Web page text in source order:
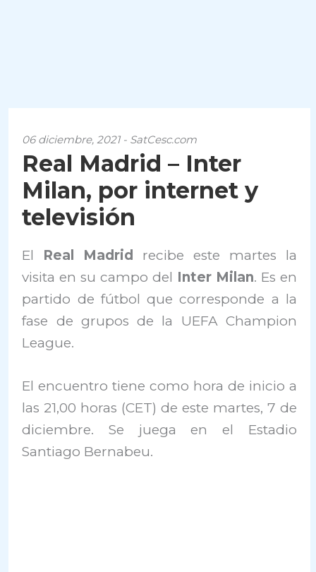
06 diciembre, 2021 - SatCesc.com
Real Madrid – Inter
Milan, por internet y
televisión
El Real Madrid recibe este martes la
visita en su campo del Inter Milan. Es en
partido de fútbol que corresponde a la
fase de grupos de la UEFA Champion
League.
El encuentro tiene como hora de inicio a
las 21,00 horas (CET) de este martes, 7 de
diciembre. Se juega en el Estadio
Santiago Bernabeu.